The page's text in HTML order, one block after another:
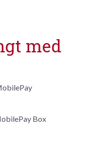
med
Box